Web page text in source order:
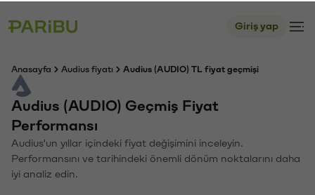
Giriş yap
Anasayfa Audius fiyatı Audius (AUDIO) TL fiyat geçmişi
Audius (AUDIO) Geçmiş Fiyat
Performansı
Audius'un yıllar içindeki fiyat değişimini inceleyin.
Performansını ve tarihindeki önemli dönüm noktalarını daha
iyi analiz edin.